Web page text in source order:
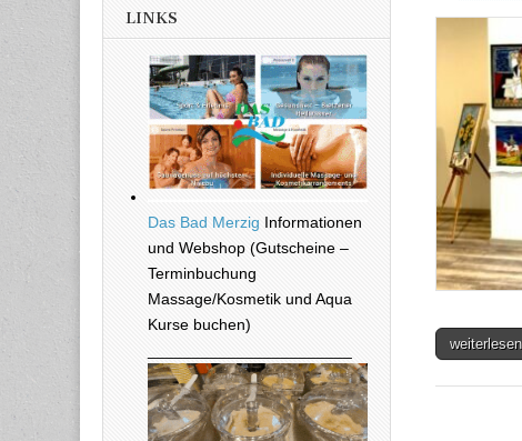
LINKS
Das Bad Merzig Informationen
und Webshop (Gutscheine –
Terminbuchung
Massage/Kosmetik und Aqua
Kurse buchen)